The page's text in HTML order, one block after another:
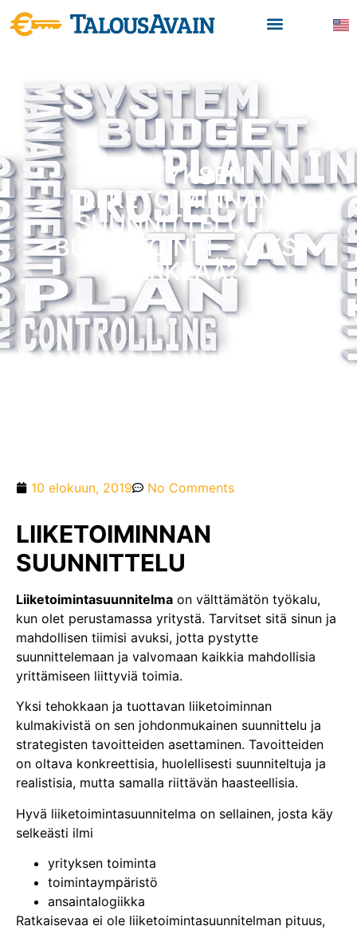
YRITYKSEN
LIIKETOIMINNAN
SUUNNITTELU JA
BUDJETOINTI – MIKSI
TÄRKEÄÄ?
10 elokuun, 2019 No Comments
LIIKETOIMINNAN
SUUNNITTELU
Liiketoimintasuunnitelma on välttämätön työkalu,
kun olet perustamassa yritystä. Tarvitset sitä sinun ja
mahdollisen tiimisi avuksi, jotta pystytte
suunnittelemaan ja valvomaan kaikkia mahdollisia
yrittämiseen liittyviä toimia.
Yksi tehokkaan ja tuottavan liiketoiminnan
kulmakivistä on sen johdonmukainen suunnittelu ja
strategisten tavoitteiden asettaminen. Tavoitteiden
on oltava konkreettisia, huolellisesti suunniteltuja ja
realistisia, mutta samalla riittävän haasteellisia.
Hyvä liiketoimintasuunnitelma on sellainen, josta käy
selkeästi ilmi
yrityksen toiminta
toimintaympäristö
ansaintalogiikka
Ratkaisevaa ei ole liiketoimintasuunnitelman pituus,